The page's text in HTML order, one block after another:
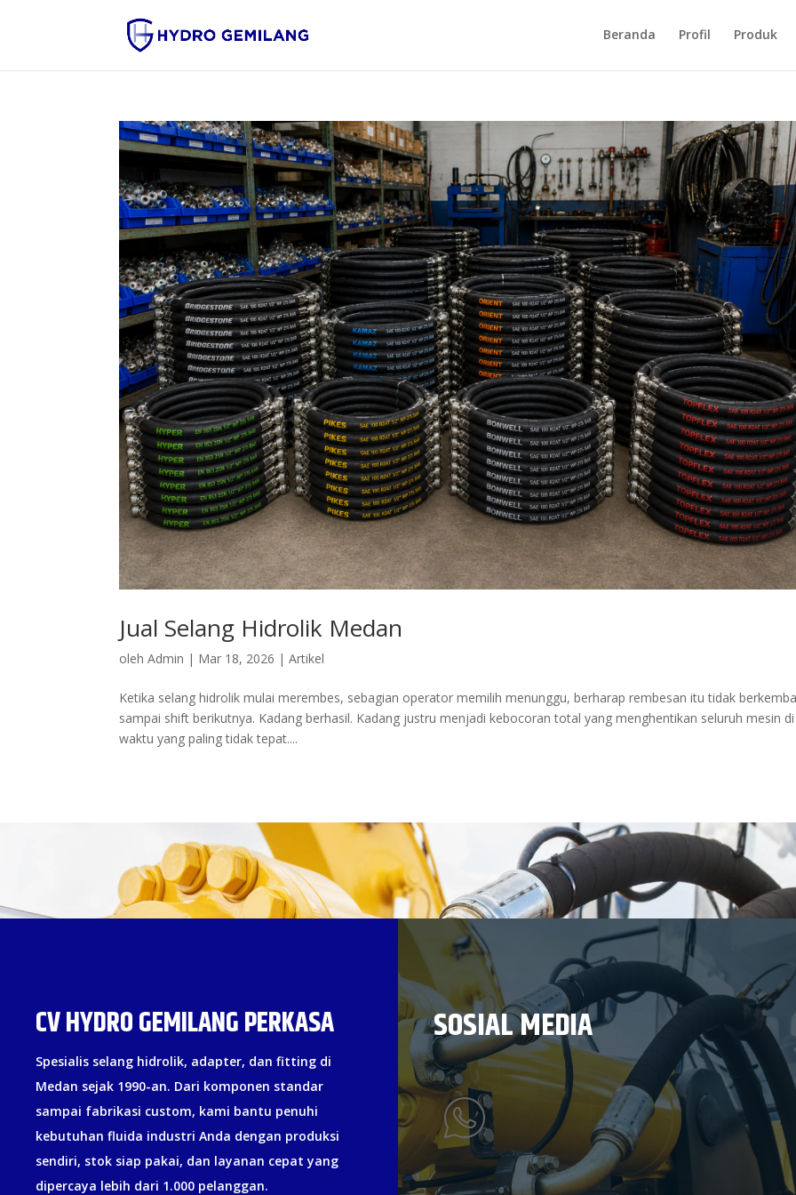
Beranda Profil Produk
Jual Selang Hidrolik Medan
olehAdmin | Mar 18, 2026 |Artikel
Ketika selang hidrolik mulai merembes, sebagian operator memilih menunggu, berharap rembesan itu tidak
sampai shift berikutnya. Kadang berhasil. Kadang justru menjadi kebocoran total yang menghentikan seluruh mesin di
waktu yang paling tidak tepat....
CV HYDRO GEMILANG PERKASA
Spesialis selang hidrolik, adapter, dan fitting di
Medan sejak 1990-an. Dari komponen standar
sampai fabrikasi custom, kami bantu penuhi
kebutuhan fluida industri Anda dengan produksi
sendiri, stok siap pakai, dan layanan cepat yang
dipercaya lebih dari 1.000 pelanggan.
SOSIAL MEDIA